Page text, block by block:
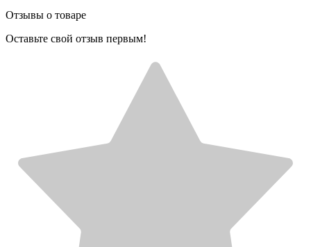
Отзывы о товаре
Оставьте свой отзыв первым!